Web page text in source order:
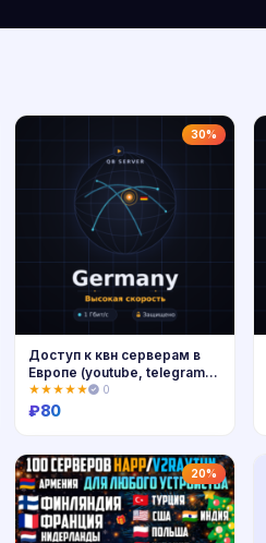
30%
Купить
Доступ к квн серверам в
Европе (youtube, telegram,
ChatGPT и т.д)
★★★★★ 0
₽80
20%